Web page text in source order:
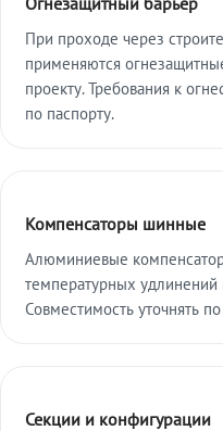
При проходе через
применяются
проекту. Требования к
по паспорту.
Компенсаторы шинные
Алюминиевые
температурных
Совместимость уточнять по
Секции и конфигурации